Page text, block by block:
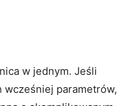
w jednym. Jeśli
wcześniej parametrów,